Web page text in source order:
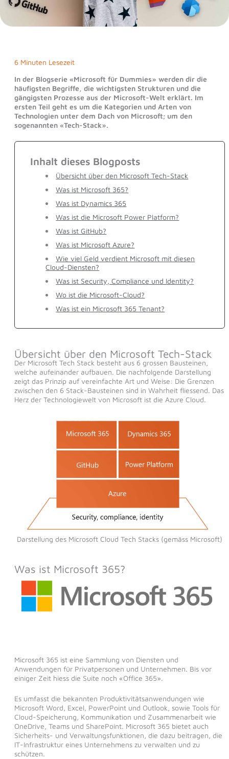
6 Minuten Lesezeit
In der Blogserie «Microsoft für Dummies» werden dir die
häufigsten Begriffe, die wichtigsten Strukturen und die
gängigsten Prozesse aus der Microsoft-Welt erklärt. Im
ersten Teil geht es um die Kategorien und Arten von
Technologien unter dem Dach von Microsoft; um den
sogenannten «Tech-Stack».
Inhalt dieses Blogposts
Übersicht über den Microsoft Tech-Stack
Was ist Microsoft 365?
Was ist Dynamics 365
Was ist die Microsoft Power Platform?
Was ist GitHub?
Was ist Microsoft Azure?
Wie viel Geld verdient Microsoft mit diesen
Cloud-Diensten?
Was ist Security, Compliance und Identity?
Wo ist die Microsoft-Cloud?
Was ist ein Microsoft 365 Tenant?
Übersicht über den Microsoft Tech-Stack
Der Microsoft Tech Stack besteht aus 6 grossen Bausteinen,
welche aufeinander aufbauen. Die nachfolgende Darstellung
zeigt das Prinzip auf vereinfachte Art und Weise: Die Grenzen
zwischen den 6 Stack-Bausteinen sind in Wahrheit fliessend. Das
Herz der Technologiewelt von Microsoft ist die Azure Cloud.
Darstellung des Microsoft Cloud Tech Stacks (gemäss Microsoft)
Was ist Microsoft 365?
Microsoft 365 ist eine Sammlung von Diensten und
Anwendungen für Privatpersonen und Unternehmen. Bis vor
einiger Zeit hiess die Suite noch «Office 365».
Es umfasst die bekannten Produktivitätsanwendungen wie
Microsoft Word, Excel, PowerPoint und Outlook, sowie Tools für
Cloud-Speicherung, Kommunikation und Zusammenarbeit wie
OneDrive, Teams und SharePoint. Microsoft 365 bietet auch
Sicherheits- und Verwaltungsfunktionen, die dazu beitragen, die
IT-Infrastruktur eines Unternehmens zu verwalten und zu
schützen.